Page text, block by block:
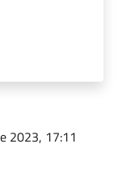
2023, 17:11